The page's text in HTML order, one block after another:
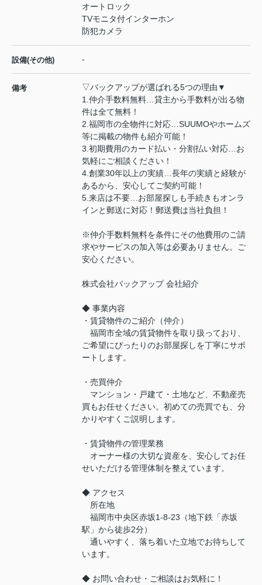
オートロック
TVモニタ付インターホン
防犯カメラ
設備(その他) -
備考
▽バックアップが選ばれる5つの理由▼
1.仲介手数料無料…貸主から手数料が出る物
件は全て無料！
2.福岡市の全物件に対応…SUUMOやホームズ
等に掲載の物件も紹介可能！
3.初期費用のカード払い・分割払い対応…お
気軽にご相談ください！
4.創業30年以上の実績…長年の実績と経験が
あるから、安心してご契約可能！
5.来店は不要…お部屋探しも手続きもオンラ
インと郵送に対応！郵送費は当社負担！
※仲介手数料無料を条件にその他費用のご請
求やサービスの加入等は必要ありません。ご
安心ください。
株式会社バックアップ 会社紹介
◆ 事業内容
・賃貸物件のご紹介（仲介）
福岡市全域の賃貸物件を取り扱っており、
ご希望にぴったりのお部屋探しを丁寧にサポ
ートします。
・売買仲介
マンション・戸建て・土地など、不動産売
買もお任せください。初めての売買でも、分
かりやすくご説明します。
・賃貸物件の管理業務
オーナー様の大切な資産を、安心してお任
せいただける管理体制を整えています。
◆ アクセス
所在地
福岡市中央区赤坂1-8-23（地下鉄「赤坂
駅」から徒歩2分）
通いやすく、落ち着いた立地でお待ちして
います。
◆ お問い合わせ・ご相談はお気軽に！